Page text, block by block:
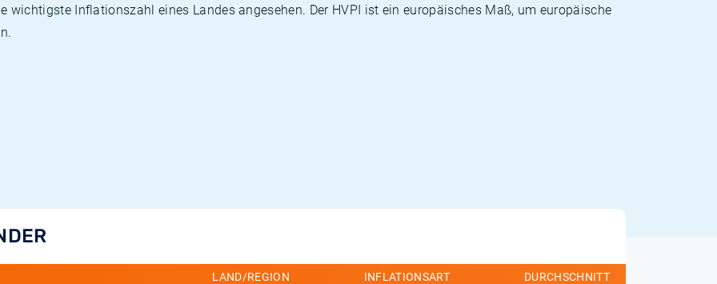
wichtigste Inflationszahl eines Landes angesehen. Der HVPI ist ein europäisches Maß, um europäische
LAND/REGION INFLATIONSART DURCHSCHNITT